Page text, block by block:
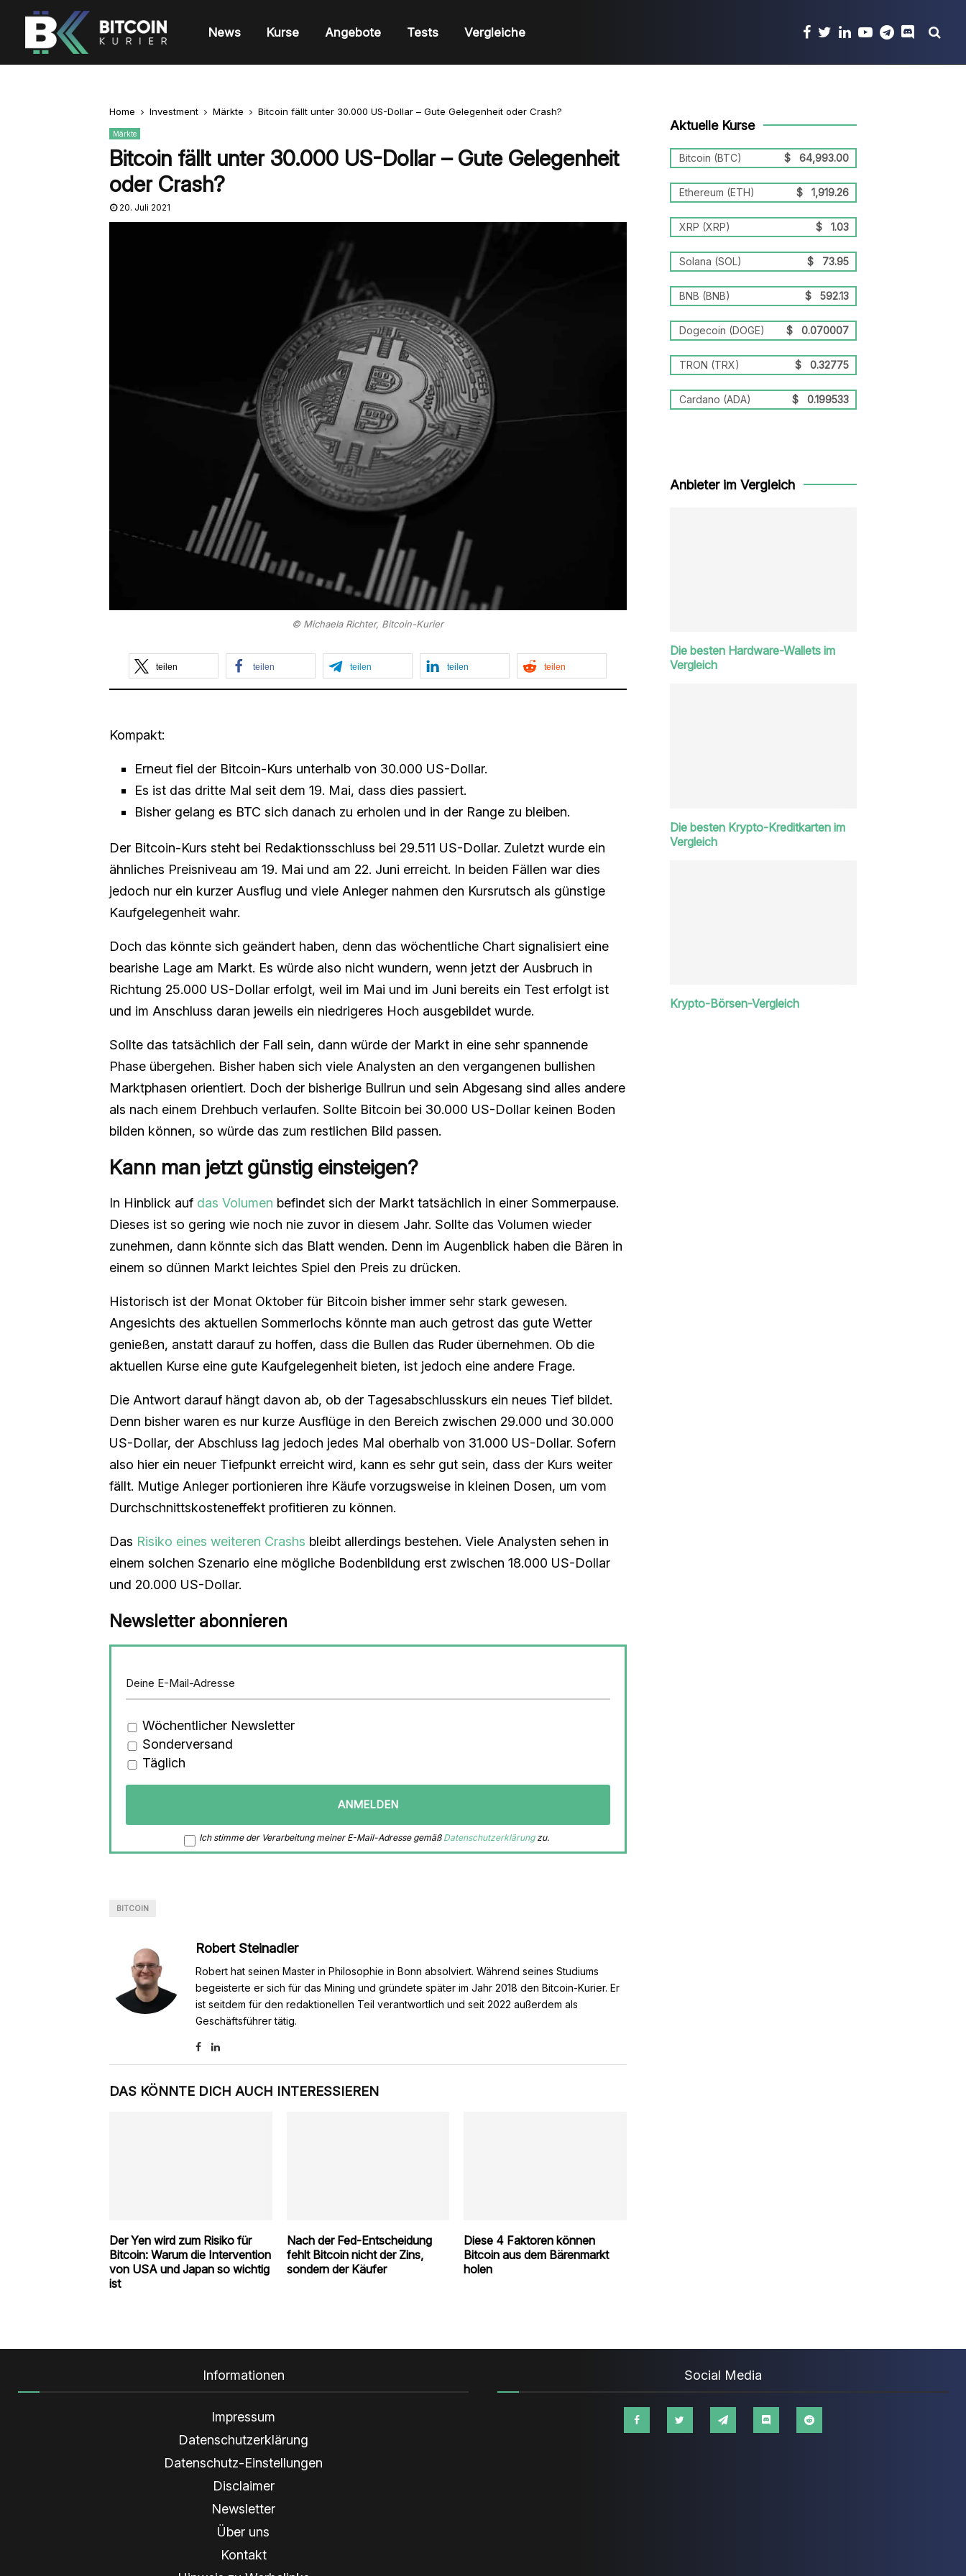
News Kurse Angebote Tests Vergleiche
Home Investment Märkte Bitcoin fällt unter 30.000 US-Dollar – Gute Gelegenheit oder Crash?
Märkte
Bitcoin fällt unter 30.000 US-Dollar – Gute Gelegenheit
oder Crash?
20. Juli 2021
© Michaela Richter, Bitcoin-Kurier
teilen teilen teilen teilen teilen
Kompakt:
Erneut fiel der Bitcoin-Kurs unterhalb von 30.000 US-Dollar.
Es ist das dritte Mal seit dem 19. Mai, dass dies passiert.
Bisher gelang es BTC sich danach zu erholen und in der Range zu bleiben.
Der Bitcoin-Kurs steht bei Redaktionsschluss bei 29.511 US-Dollar. Zuletzt wurde ein
ähnliches Preisniveau am 19. Mai und am 22. Juni erreicht. In beiden Fällen war dies
jedoch nur ein kurzer Ausflug und viele Anleger nahmen den Kursrutsch als günstige
Kaufgelegenheit wahr.
Doch das könnte sich geändert haben, denn das wöchentliche Chart signalisiert eine
bearishe Lage am Markt. Es würde also nicht wundern, wenn jetzt der Ausbruch in
Richtung 25.000 US-Dollar erfolgt, weil im Mai und im Juni bereits ein Test erfolgt ist
und im Anschluss daran jeweils ein niedrigeres Hoch ausgebildet wurde.
Sollte das tatsächlich der Fall sein, dann würde der Markt in eine sehr spannende
Phase übergehen. Bisher haben sich viele Analysten an den vergangenen bullishen
Marktphasen orientiert. Doch der bisherige Bullrun und sein Abgesang sind alles andere
als nach einem Drehbuch verlaufen. Sollte Bitcoin bei 30.000 US-Dollar keinen Boden
bilden können, so würde das zum restlichen Bild passen.
Kann man jetzt günstig einsteigen?
In Hinblick auf das Volumen befindet sich der Markt tatsächlich in einer Sommerpause.
Dieses ist so gering wie noch nie zuvor in diesem Jahr. Sollte das Volumen wieder
zunehmen, dann könnte sich das Blatt wenden. Denn im Augenblick haben die Bären in
einem so dünnen Markt leichtes Spiel den Preis zu drücken.
Historisch ist der Monat Oktober für Bitcoin bisher immer sehr stark gewesen.
Angesichts des aktuellen Sommerlochs könnte man auch getrost das gute Wetter
genießen, anstatt darauf zu hoffen, dass die Bullen das Ruder übernehmen. Ob die
aktuellen Kurse eine gute Kaufgelegenheit bieten, ist jedoch eine andere Frage.
Die Antwort darauf hängt davon ab, ob der Tagesabschlusskurs ein neues Tief bildet.
Denn bisher waren es nur kurze Ausflüge in den Bereich zwischen 29.000 und 30.000
US-Dollar, der Abschluss lag jedoch jedes Mal oberhalb von 31.000 US-Dollar. Sofern
also hier ein neuer Tiefpunkt erreicht wird, kann es sehr gut sein, dass der Kurs weiter
fällt. Mutige Anleger portionieren ihre Käufe vorzugsweise in kleinen Dosen, um vom
Durchschnittskosteneffekt profitieren zu können.
Das Risiko eines weiteren Crashs bleibt allerdings bestehen. Viele Analysten sehen in
einem solchen Szenario eine mögliche Bodenbildung erst zwischen 18.000 US-Dollar
und 20.000 US-Dollar.
Newsletter abonnieren
Wöchentlicher Newsletter
Sonderversand
Täglich
Ich stimme der Verarbeitung meiner E-Mail-Adresse gemäß Datenschutzerklärungzu.
BITCOIN
Robert Steinadler
Robert hat seinen Master in Philosophie in Bonn absolviert. Während seines Studiums
begeisterte er sich für das Mining und gründete später im Jahr 2018 den Bitcoin-Kurier. Er
ist seitdem für den redaktionellen Teil verantwortlich und seit 2022 außerdem als
Geschäftsführer tätig.
DAS KÖNNTE DICH AUCH INTERESSIEREN
Der Yen wird zum Risiko für
Bitcoin: Warum die Intervention
von USA und Japan so wichtig
ist
Nach der Fed-Entscheidung
fehlt Bitcoin nicht der Zins,
sondern der Käufer
Diese 4 Faktoren können
Bitcoin aus dem Bärenmarkt
holen
Aktuelle Kurse
Bitcoin (BTC) $ 64,993.00
Ethereum (ETH) $ 1,919.26
XRP (XRP) $ 1.03
Solana (SOL) $ 73.95
BNB (BNB) $ 592.13
Dogecoin (DOGE) $ 0.070007
TRON (TRX) $ 0.32775
Cardano (ADA) $ 0.199533
Anbieter im Vergleich
Die besten Hardware-Wallets im
Vergleich
Die besten Krypto-Kreditkarten im
Vergleich
Krypto-Börsen-Vergleich
Informationen
Impressum
Datenschutzerklärung
Datenschutz-Einstellungen
Disclaimer
Newsletter
Über uns
Kontakt
Social Media